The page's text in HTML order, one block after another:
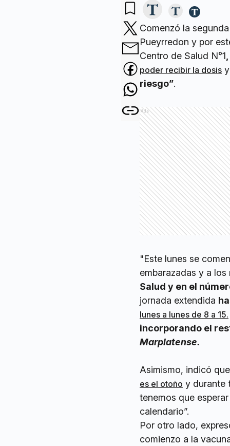
Comenzó la
Pueyrredon y por
Centro de Salud N°1,
poder recibir la dosis
riesgo”.
Ads
"Este lunes se
embarazadas y a
Salud y en el
jornada extendida
lunes a lunes de 8 a 15.
incorporando el
Marplatense.
Asimismo, indicó
es el otoño y durante
tenemos que
calendario”.
Por otro lado,
comienzo a la